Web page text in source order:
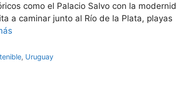
como el Palacio Salvo con la
a caminar junto al Río de la Plata, playas
, Uruguay